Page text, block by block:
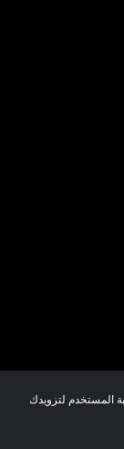
المستخدم لتزويدك